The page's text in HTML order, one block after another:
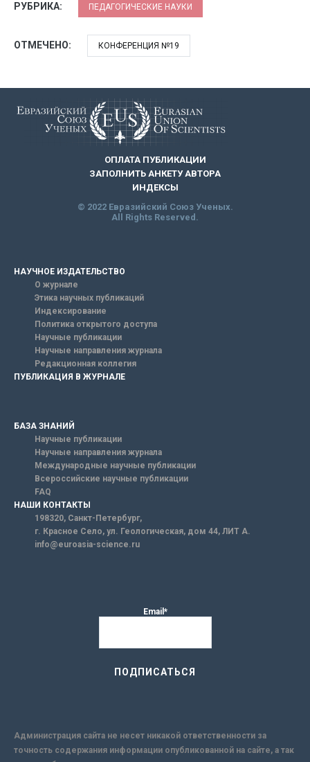
РУБРИКА: ПЕДАГОГИЧЕСКИЕ НАУКИ
ОТМЕЧЕНО: КОНФЕРЕНЦИЯ №19
ОПЛАТА ПУБЛИКАЦИИ
ЗАПОЛНИТЬ АНКЕТУ АВТОРА
ИНДЕКСЫ
© 2022 Евразийский Союз Ученых.
All Rights Reserved.
НАУЧНОЕ ИЗДАТЕЛЬСТВО
О журнале
Этика научных публикаций
Индексирование
Политика открытого доступа
Научные публикации
Научные направления журнала
Редакционная коллегия
ПУБЛИКАЦИЯ В ЖУРНАЛЕ
БАЗА ЗНАНИЙ
Научные публикации
Научные направления журнала
Международные научные публикации
Всероссийские научные публикации
FAQ
НАШИ КОНТАКТЫ
198320, Санкт-Петербург,
г. Красное Село, ул. Геологическая, дом 44, ЛИТ А.
info@euroasia-science.ru
Email*
Администрация сайта не несет никакой ответственности за
точность содержания информации опубликованной на сайте, а так